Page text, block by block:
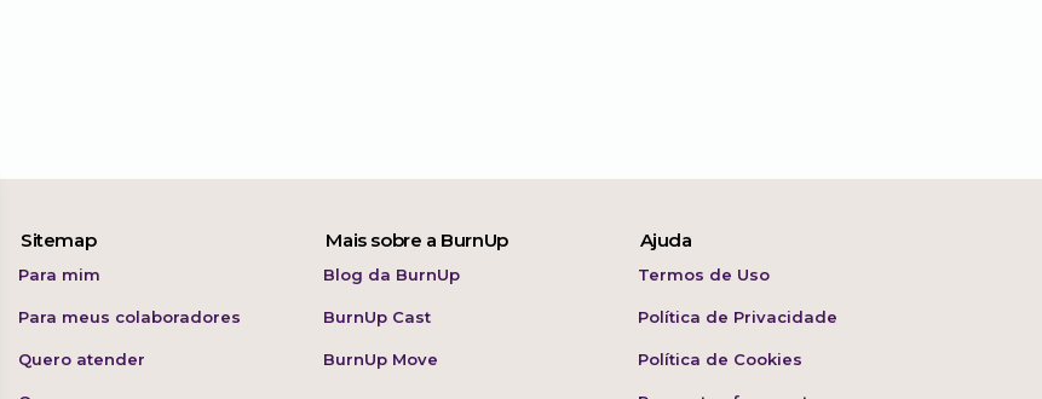
Sitemap
Para mim
Para meus colaboradores
Quero atender
Mais sobre a BurnUp
Blog da BurnUp
BurnUp Cast
BurnUp Move
Ajuda
Termos de Uso
Política de Privacidade
Política de Cookies